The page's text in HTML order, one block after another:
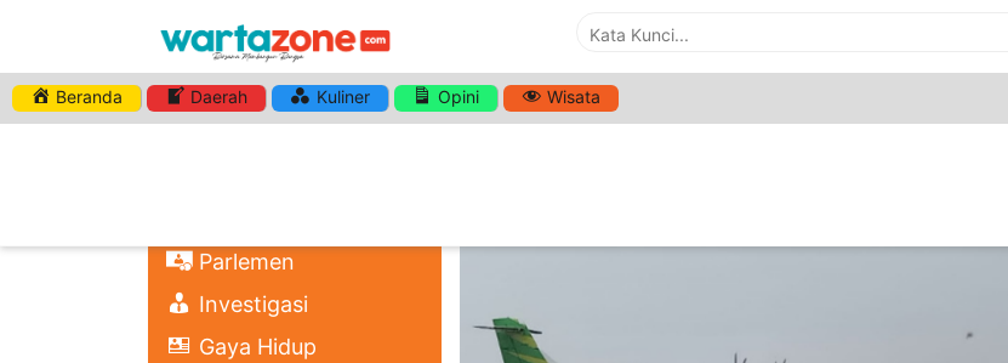
Beranda Daerah Kuliner Opini Wisata
Parlemen
Investigasi
Gaya Hidup
HASHTAG:MASKAPAI CITILINK